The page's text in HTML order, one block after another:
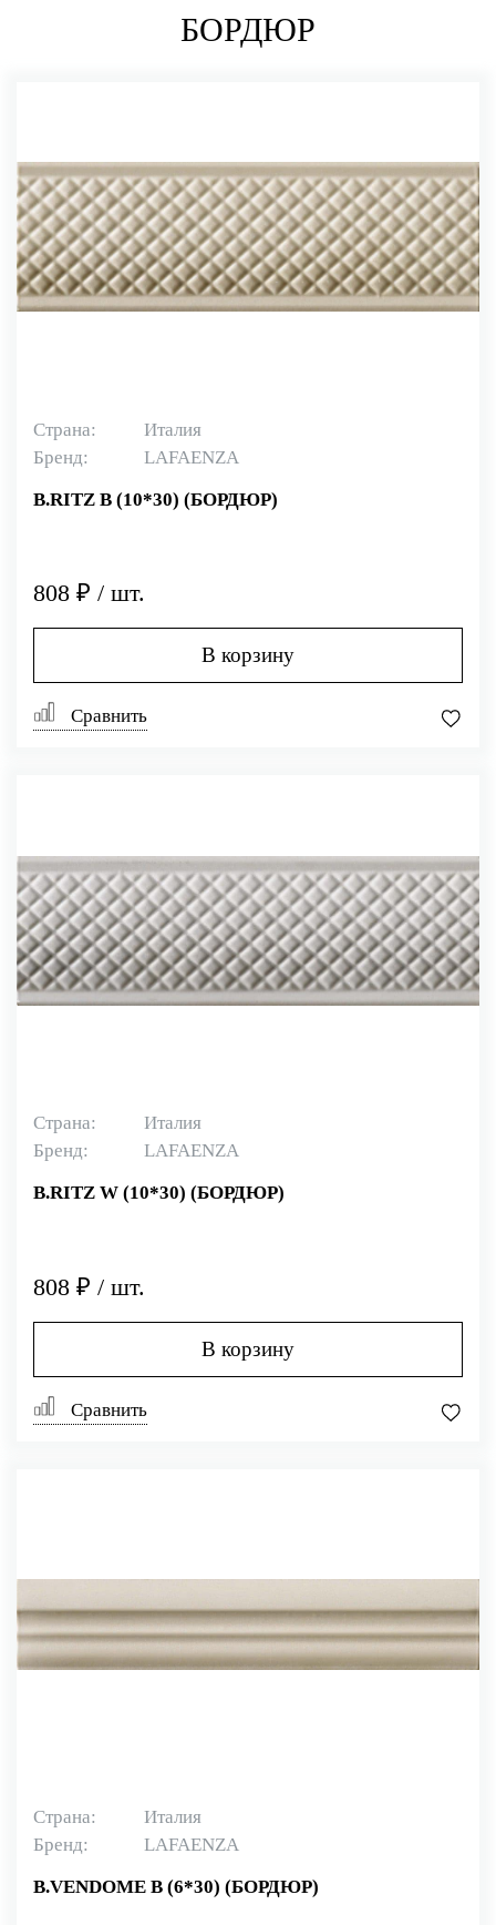
БОРДЮР
Страна:
Италия
Бренд:
LAFAENZA
B.RITZ B (10*30) (БОРДЮР)
808 ₽ / шт.
В корзину
Сравнить
Страна:
Италия
Бренд:
LAFAENZA
B.RITZ W (10*30) (БОРДЮР)
808 ₽ / шт.
В корзину
Сравнить
Страна:
Италия
Бренд:
LAFAENZA
B.VENDOME B (6*30) (БОРДЮР)